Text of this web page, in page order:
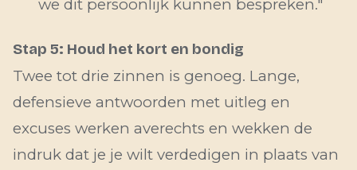
we dit persoonlijk kunnen bespreken."
Stap 5: Houd het kort en bondig
Twee tot drie zinnen is genoeg. Lange,
defensieve antwoorden met uitleg en
excuses werken averechts en wekken de
indruk dat je je wilt verdedigen in plaats van